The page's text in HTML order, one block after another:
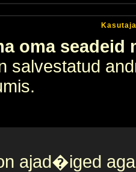
oma seadeid
salvestatud
ajad�iged